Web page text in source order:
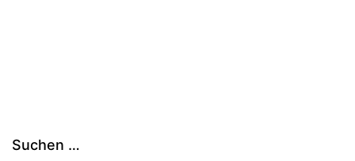
Suchen …